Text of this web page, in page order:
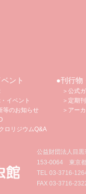
ント
イベント
等のお知らせ
ロリジウムQ&A
●刊行物
＞公式
＞定期
＞アー
公益財団法人目黒
153-0064 東京都
TEL 03-3716-
FAX 03-3716-